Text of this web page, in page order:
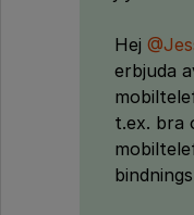
Hej
erbjuda
t.ex. bra